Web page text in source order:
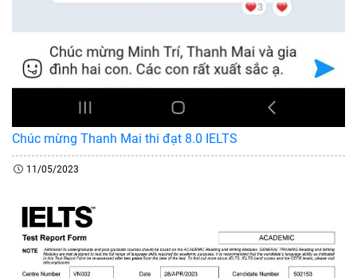
Chúc mừng Thanh Mai thi đạt 8.0 IELTS
11/05/2023